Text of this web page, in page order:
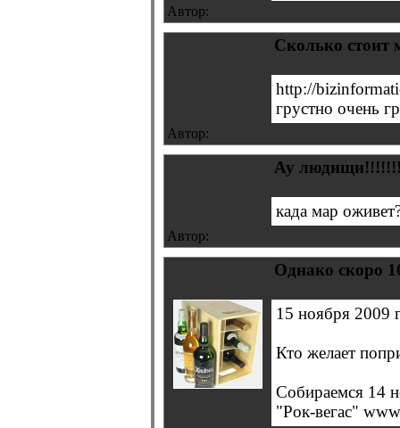
Автор:
Сколько стоит
http://
грустно очень
Автор:
Ау
када мар
Автор:
Однако скоро
15 ноября 2009
Кто желает
Собираемся 14
"Рок-вегас"